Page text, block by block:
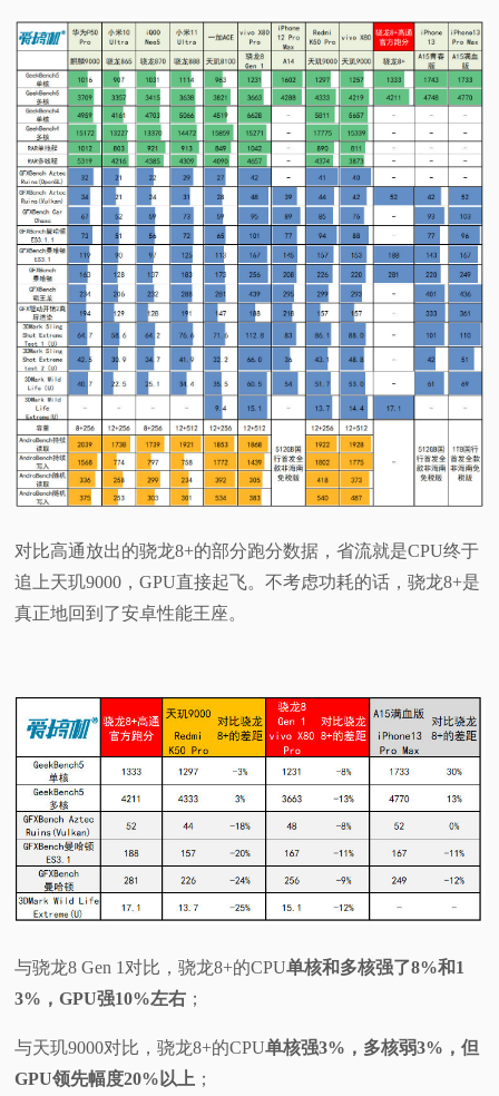
对比高通放出的骁龙8+的部分跑分数据，省流就是CPU终于
追上天玑9000，GPU直接起飞。不考虑功耗的话，骁龙8+是
真正地回到了安卓性能王座。
与骁龙8 Gen 1对比，骁龙8+的CPU单核和多核强了8%和1
3%，GPU强10%左右 ；
与天玑9000对比，骁龙8+的CPU单核强3%，多核弱3%，但
GPU领先幅度20%以上 ；